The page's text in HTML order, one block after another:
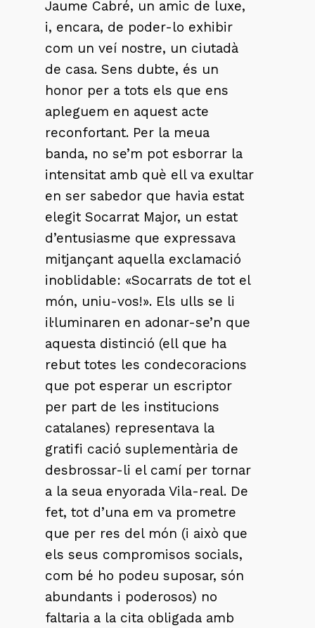
Jaume Cabré, un amic de luxe,
i, encara, de poder-lo exhibir
com un veí nostre, un ciutadà
de casa. Sens dubte, és un
honor per a tots els que ens
apleguem en aquest acte
reconfortant. Per la meua
banda, no se’m pot esborrar la
intensitat amb què ell va exultar
en ser sabedor que havia estat
elegit Socarrat Major, un estat
d’entusiasme que expressava
mitjançant aquella exclamació
inoblidable: «Socarrats de tot el
món, uniu-vos!». Els ulls se li
il·luminaren en adonar-se’n que
aquesta distinció (ell que ha
rebut totes les condecoracions
que pot esperar un escriptor
per part de les institucions
catalanes) representava la
gratifi cació suplementària de
desbrossar-li el camí per tornar
a la seua enyorada Vila-real. De
fet, tot d’una em va prometre
que per res del món (i això que
els seus compromisos socials,
com bé ho podeu suposar, són
abundants i poderosos) no
faltaria a la cita obligada amb